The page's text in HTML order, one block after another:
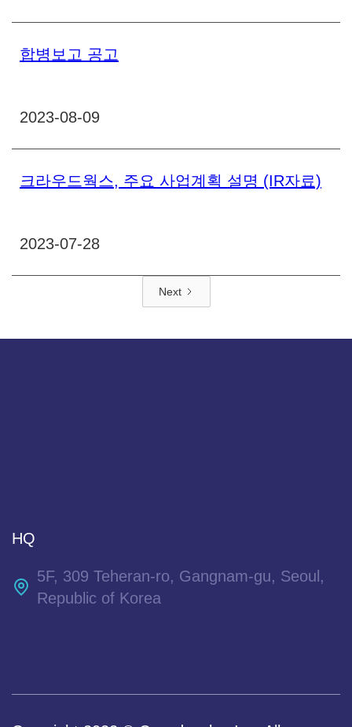
합병보고 공고
2023-08-09
크라우드웍스, 주요 사업계획 설명 (IR자료)
2023-07-28
Next
HQ
5F, 309 Teheran-ro, Gangnam-gu, Seoul,
Republic of Korea